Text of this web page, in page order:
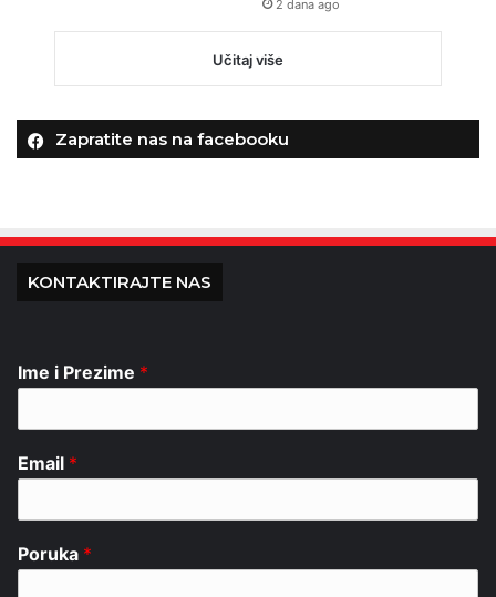
2 dana ago
Učitaj više
Zapratite nas na facebooku
KONTAKTIRAJTE NAS
Ime i Prezime *
Email *
Poruka *